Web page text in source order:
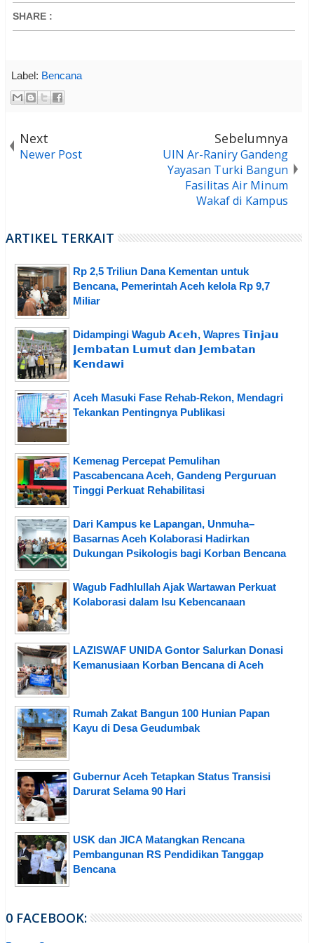
SHARE :
Label: Bencana
Next
Newer Post
Sebelumnya
UIN Ar-Raniry Gandeng
Yayasan Turki Bangun
Fasilitas Air Minum
Wakaf di Kampus
ARTIKEL TERKAIT
Rp 2,5 Triliun Dana Kementan untuk
Bencana, Pemerintah Aceh kelola Rp 9,7
Miliar
Didampingi Wagub 𝗔𝗰𝗲𝗵, Wapres 𝗧𝗶𝗻𝗷𝗮𝘂
𝗝𝗲𝗺𝗯𝗮𝘁𝗮𝗻 𝗟𝘂𝗺𝘂𝘁 𝗱𝗮𝗻 𝗝𝗲𝗺𝗯𝗮𝘁𝗮𝗻
𝗞𝗲𝗻𝗱𝗮𝘄𝗶
Aceh Masuki Fase Rehab-Rekon, Mendagri
Tekankan Pentingnya Publikasi
Kemenag Percepat Pemulihan
Pascabencana Aceh, Gandeng Perguruan
Tinggi Perkuat Rehabilitasi
Dari Kampus ke Lapangan, Unmuha–
Basarnas Aceh Kolaborasi Hadirkan
Dukungan Psikologis bagi Korban Bencana
Wagub Fadhlullah Ajak Wartawan Perkuat
Kolaborasi dalam Isu Kebencanaan
LAZISWAF UNIDA Gontor Salurkan Donasi
Kemanusiaan Korban Bencana di Aceh
Rumah Zakat Bangun 100 Hunian Papan
Kayu di Desa Geudumbak
Gubernur Aceh Tetapkan Status Transisi
Darurat Selama 90 Hari
USK dan JICA Matangkan Rencana
Pembangunan RS Pendidikan Tanggap
Bencana
0 FACEBOOK: